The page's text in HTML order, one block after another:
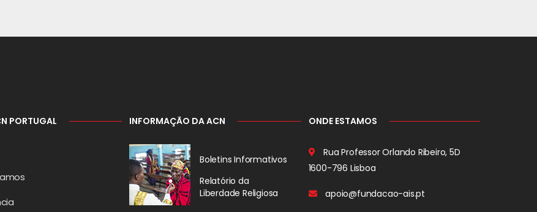
PORTUGAL INFORMAÇÃO DA ACN
Boletins Informativos
Relatório da
Liberdade Religiosa
ONDE ESTAMOS
Rua Professor Orlando Ribeiro, 5D
1600-796 Lisboa
apoio@fundacao-ais.pt